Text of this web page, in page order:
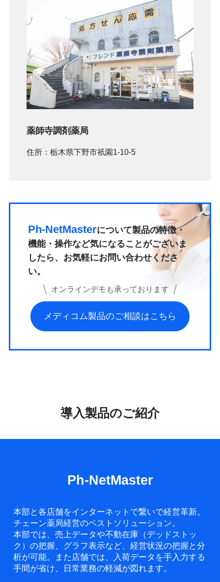
薬師寺調剤薬局
住所：栃木県下野市祇園1-10-5
Ph-NetMasterについて製品の特徴・
機能・操作など気になることがございま
したら、 お気軽にお問い合わせくださ
い。
オンラインデモも承っております
メディコム製品のご相談はこちら
導入製品のご紹介
Ph-NetMaster
本部と各店舗をインターネットで繋いで経営革新。
チェーン薬局経営のベストソリューション。
本部では、売上データや不動在庫（デッドストッ
ク）の把握、グラフ表示など、経営状況の把握と分
析が可能。また店舗では、入荷データを手入力する
手間が省け、日常業務の軽減が図れます。